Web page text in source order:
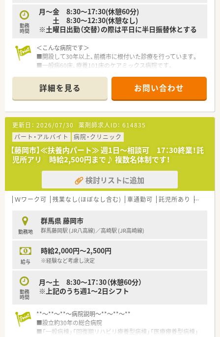
勤務
時間
月～金 8:30～17:30(休憩60分)
土 8:30～12:30(休憩なし)
※土曜日出勤（交替）の際は平日に半日振替休とする
＜こんな病院です＞
■開設して30年以上、前橋市に根付いた診療を行っています。
■一般病60床、療養101床のケアミックス病院です。
院長が就任した動きのある病院です。地域の患者様へのイベン
トも行っております。そのため、ドクター・多職種との関係性も
良く、連携は取りやすい状況です。
■今後も新しい医療の分野へチャレンジしていきたいと前向き
な方針です。
■ご自身の受診や入院時には補助あり。
■食堂では、嬉しい職員用の割引商品があります。お味噌汁は無
料です！
＜こんな働き方です＞
■薬剤師さんは常勤3名、クラーク1名で構成されています。
50代男性、30～40代の男女1名ずつです。
穏やかな方が多いため、落ち着いて働きたい方にオススメで
す。
ざいません。
■有給休暇は1時間単位で取得可能！
早退したい、子供の行事で2時間だけ使いたい方にも柔軟に対
■中央業務の他、病棟もまわっていただきます。
■資格関連もご興味があれば積極的にとれる環境はございま
＜こんな方にオススメです＞
■これからも地域に根付いた診療を目指して職員一同前向きに
■病院薬剤師として頑張りたいけど、ほどほどにワークライフバ
ランスも重視したい方は是非ご応募ください。
詳細を見る お問い合わせ
更新日： 2026/07/30 薬剤師求人ID： 614835
パート・アルバイト
病院・クリニック
【藤岡市】≪扶養内パート≫ 週1日～相談可 17：30終業！託
児所アリ 時給2,500円まで♪ 複数名体制です！
検討リストに追加
Ｗワーク可 残業なし(ほぼなし含む) 車通勤可 託児所あり 扶養内
勤務地
群馬県 藤岡市
群馬藤岡駅 (JR八高線)／高崎駅 (JR高崎線)
給与
時給2,000円～2,500円
※経験など考慮し決定
勤務
時間
月～土 8:30～17：30（休憩60分）
※上記のうち週1～2日シフト
**～**～**～病院説明～**～**～**
■設立約30年の総合病院
■「一般病棟」「回復期リハビリ療養型病棟」「医療療養型病棟」